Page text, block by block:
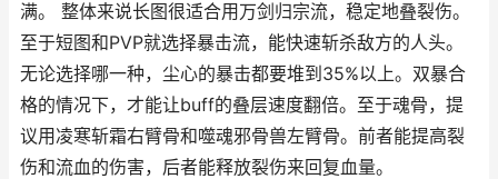
满。 整体来说长图很适合用万剑归宗流，稳定地叠裂伤。
至于短图和PVP就选择暴击流，能快速斩杀敌方的人头。
无论选择哪一种，尘心的暴击都要堆到35%以上。双暴合
格的情况下，才能让buff的叠层速度翻倍。至于魂骨，提
议用凌寒斩霜右臂骨和噬魂邪骨兽左臂骨。前者能提高裂
伤和流血的伤害，后者能释放裂伤来回复血量。